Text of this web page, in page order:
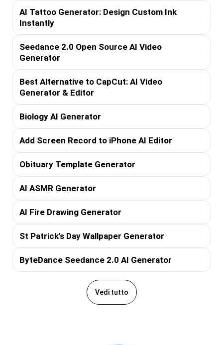
AI Tattoo Generator: Design Custom Ink
Instantly
Seedance 2.0 Open Source AI Video
Generator
Best Alternative to CapCut: AI Video
Generator & Editor
Biology AI Generator
Add Screen Record to iPhone AI Editor
Obituary Template Generator
AI ASMR Generator
AI Fire Drawing Generator
St Patrick's Day Wallpaper Generator
ByteDance Seedance 2.0 AI Generator
Vedi tutto